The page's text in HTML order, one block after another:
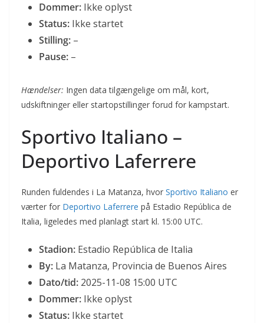
Dommer: Ikke oplyst
Status: Ikke startet
Stilling: –
Pause: –
Hændelser: Ingen data tilgængelige om mål, kort,
udskiftninger eller startopstillinger forud for kampstart.
Sportivo Italiano –
Deportivo Laferrere
Runden fuldendes i La Matanza, hvor Sportivo Italiano er
værter for Deportivo Laferrere på Estadio República de
Italia, ligeledes med planlagt start kl. 15:00 UTC.
Stadion: Estadio República de Italia
By: La Matanza, Provincia de Buenos Aires
Dato/tid: 2025-11-08 15:00 UTC
Dommer: Ikke oplyst
Status: Ikke startet